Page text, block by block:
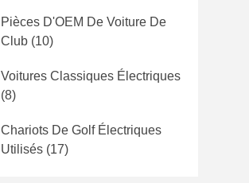
Pièces D'OEM De Voiture De
Club (10)
Voitures Classiques Électriques
(8)
Chariots De Golf Électriques
Utilisés (17)